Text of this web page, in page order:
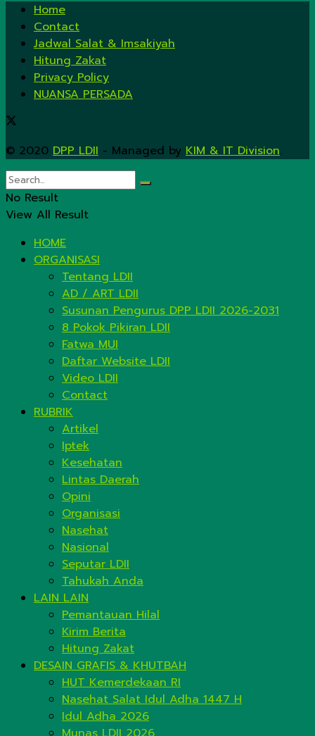
Home
Contact
Jadwal Salat & Imsakiyah
Hitung Zakat
Privacy Policy
NUANSA PERSADA
© 2020 DPP LDII - Managed by KIM & IT Division.
No Result
View All Result
HOME
ORGANISASI
Tentang LDII
AD / ART LDII
Susunan Pengurus DPP LDII 2026-2031
8 Pokok Pikiran LDII
Fatwa MUI
Daftar Website LDII
Video LDII
Contact
RUBRIK
Artikel
Iptek
Kesehatan
Lintas Daerah
Opini
Organisasi
Nasehat
Nasional
Seputar LDII
Tahukah Anda
LAIN LAIN
Pemantauan Hilal
Kirim Berita
Hitung Zakat
DESAIN GRAFIS & KHUTBAH
HUT Kemerdekaan RI
Nasehat Salat Idul Adha 1447 H
Idul Adha 2026